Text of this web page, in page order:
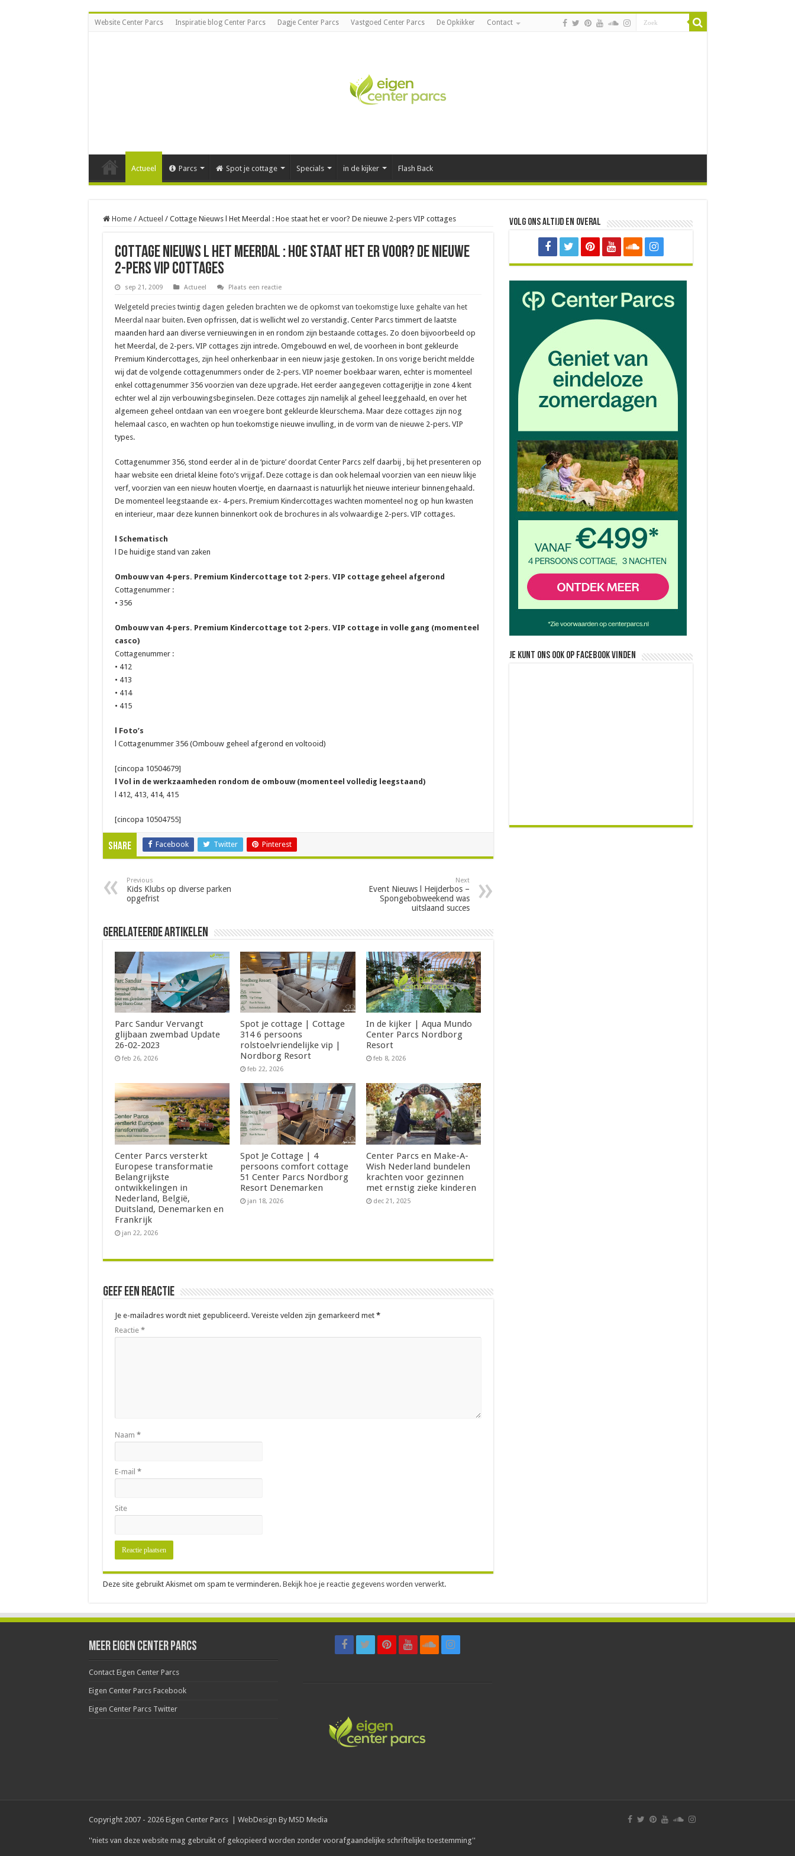
Website Center Parcs Inspiratie blog Center Parcs Dagje Center Parcs Vastgoed Center Parcs De Opkikker Contact
Actueel Parcs Spot je cottage Specials in de kijker Flash Back
Home / Actueel / Cottage Nieuws l Het Meerdal : Hoe staat het er voor? De nieuwe 2-pers VIP cottages
Cottage Nieuws l Het Meerdal : Hoe staat het er voor? De nieuwe
2-pers VIP cottages
sep 21, 2009 Actueel Plaats een reactie
Welgeteld precies twintig dagen geleden brachten we de opkomst van toekomstige luxe gehalte van het
Meerdal naar buiten. Even opfrissen, dat is wellicht wel zo verstandig. Center Parcs timmert de laatste
maanden hard aan diverse vernieuwingen in en rondom zijn bestaande cottages. Zo doen bijvoorbeeld op
het Meerdal, de 2-pers. VIP cottages zijn intrede. Omgebouwd en wel, de voorheen in bont gekleurde
Premium Kindercottages, zijn heel onherkenbaar in een nieuw jasje gestoken. In ons vorige bericht meldde
wij dat de volgende cottagenummers onder de 2-pers. VIP noemer boekbaar waren, echter is momenteel
enkel cottagenummer 356 voorzien van deze upgrade. Het eerder aangegeven cottagerijtje in zone 4 kent
echter wel al zijn verbouwingsbeginselen. Deze cottages zijn namelijk al geheel leeggehaald, en over het
algemeen geheel ontdaan van een vroegere bont gekleurde kleurschema. Maar deze cottages zijn nog
helemaal casco, en wachten op hun toekomstige nieuwe invulling, in de vorm van de nieuwe 2-pers. VIP
types.
Cottagenummer 356, stond eerder al in de ‘picture’ doordat Center Parcs zelf daarbij , bij het presenteren op
haar website een drietal kleine foto’s vrijgaf. Deze cottage is dan ook helemaal voorzien van een nieuw likje
verf, voorzien van een nieuw houten vloertje, en daarnaast is natuurlijk het nieuwe interieur binnengehaald.
De momenteel leegstaande ex- 4-pers. Premium Kindercottages wachten momenteel nog op hun kwasten
en interieur, maar deze kunnen binnenkort ook de brochures in als volwaardige 2-pers. VIP cottages.
l Schematisch
l De huidige stand van zaken
Ombouw van 4-pers. Premium Kindercottage tot 2-pers. VIP cottage geheel afgerond
Cottagenummer :
• 356
Ombouw van 4-pers. Premium Kindercottage tot 2-pers. VIP cottage in volle gang (momenteel
casco)
Cottagenummer :
• 412
• 413
• 414
• 415
l Foto’s
l Cottagenummer 356 (Ombouw geheel afgerond en voltooid)
[cincopa 10504679]
l Vol in de werkzaamheden rondom de ombouw (momenteel volledig leegstaand)
l 412, 413, 414, 415
[cincopa 10504755]
Share Facebook Twitter Pinterest
Previous
Kids Klubs op diverse parken
opgefrist
Next
Event Nieuws l Heijderbos –
Spongebobweekend was
uitslaand succes
Gerelateerde Artikelen
Parc Sandur Vervangt
glijbaan zwembad Update
26-02-2023
feb 26, 2026
Spot je cottage | Cottage
314 6 persoons
rolstoelvriendelijke vip |
Nordborg Resort
feb 22, 2026
In de kijker | Aqua Mundo
Center Parcs Nordborg
Resort
feb 8, 2026
Center Parcs versterkt
Europese transformatie
Belangrijkste
ontwikkelingen in
Nederland, België,
Duitsland, Denemarken en
Frankrijk
jan 22, 2026
Spot Je Cottage | 4
persoons comfort cottage
51 Center Parcs Nordborg
Resort Denemarken
jan 18, 2026
Center Parcs en Make-A-
Wish Nederland bundelen
krachten voor gezinnen
met ernstig zieke kinderen
dec 21, 2025
Geef een reactie
Je e-mailadres wordt niet gepubliceerd. Vereiste velden zijn gemarkeerd met *
Reactie *
Naam *
E-mail *
Site
Deze site gebruikt Akismet om spam te verminderen. Bekijk hoe je reactie gegevens worden verwerkt.
Volg ons altijd en overal
Je kunt ons ook op facebook vinden
Meer Eigen Center Parcs
Contact Eigen Center Parcs
Eigen Center Parcs Facebook
Eigen Center Parcs Twitter
Copyright 2007 - 2026 Eigen Center Parcs | WebDesign By MSD Media
''niets van deze website mag gebruikt of gekopieerd worden zonder voorafgaandelijke schriftelijke toestemming''